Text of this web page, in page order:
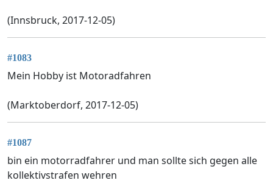
(Innsbruck, 2017-12-05)
#1083
Mein Hobby ist Motoradfahren
(Marktoberdorf, 2017-12-05)
#1087
bin ein motorradfahrer und man sollte sich gegen alle
kollektivstrafen wehren